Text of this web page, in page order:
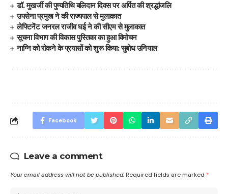
डॉ. मुखर्जी की पुण्यतिथि बलिदान दिवस पर अर्पित की श्रद्धांजलि
उपसेना प्रमुख ने की राज्यपाल से मुलाकात
लेफ्टिनेंट जनरल राजीव घई ने की सीएम से मुलाकात
सूचना विभाग की विकास पुस्तिका का हुआ विमोचन
नाग्नि को रोकने के प्रयासों को शुरू किया: सुबोध उनियाल
Facebook
Leave a comment
Your email address will not be published. Required fields are marked *